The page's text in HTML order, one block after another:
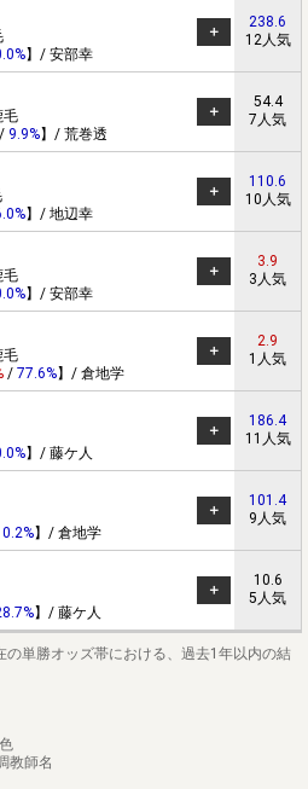
】/ 安部幸
238.6
12人気
毛
/ 9.9%】/ 荒巻透
54.4
7人気
】/ 地辺幸
110.6
10人気
毛
】/ 安部幸
3.9
3人気
毛
/ 77.6%】/ 倉地学
2.9
1人気
】/ 藤ケ人
186.4
11人気
】/ 倉地学
101.4
9人気
】/ 藤ケ人
10.6
5人気
単勝オッズ帯における、過去1年以内の結
教師名